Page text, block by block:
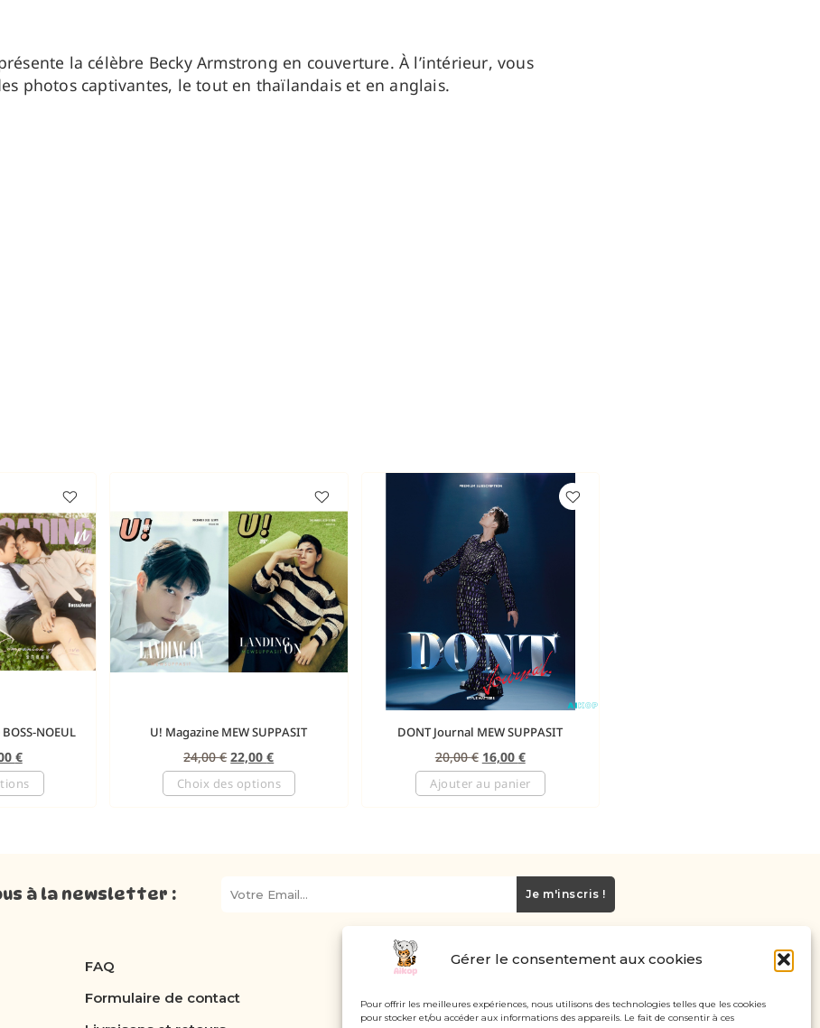
Gérer le consentement aux cookies
Pour offrir les meilleures expériences, nous utilisons des technologies telles que les cookies
pour stocker et/ou accéder aux informations des appareils. Le fait de consentir à ces
la célèbre Becky Armstrong en couverture. À l’intérieur, vous
photos captivantes, le tout en thaïlandais et en anglais.
NOEUL
€
U! Magazine MEW SUPPASIT
24,00€ 22,00€
Choix des options
DONT Journal MEW SUPPASIT
20,00€ 16,00 €
Ajouter au panier
à la newsletter : Je m'inscris !
FAQ
Formulaire de contact
Carte cadeau
Politique de confidentialité